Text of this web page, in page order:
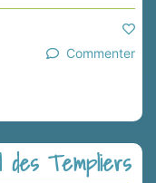
Commenter
Templiers